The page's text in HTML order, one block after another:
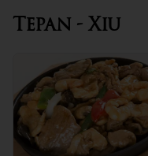
Tepan - Xiu